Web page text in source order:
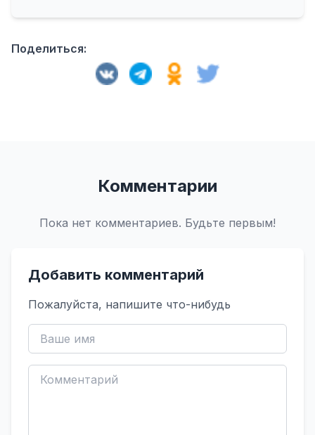
Поделиться:
Комментарии
Пока нет комментариев. Будьте первым!
Добавить комментарий
Пожалуйста, напишите что-нибудь